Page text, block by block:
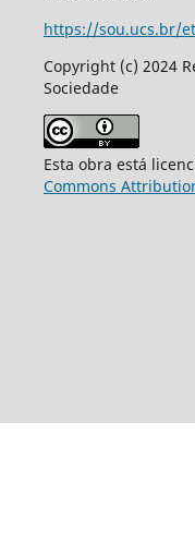
https://sou.ucs.br/
Copyright (c) 2024
Sociedade
Esta obra está
Commons